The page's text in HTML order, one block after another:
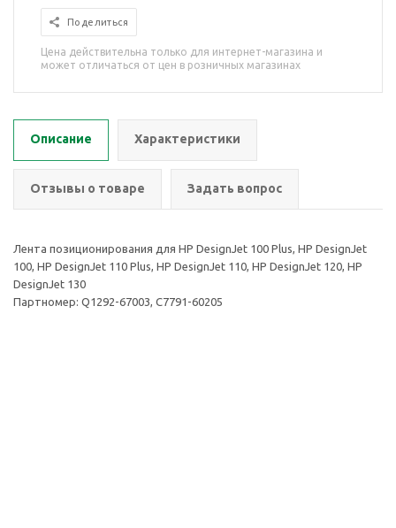
Поделиться
Цена действительна только для интернет-магазина и
может отличаться от цен в розничных магазинах
Описание Характеристики
Отзывы о товаре Задать вопрос
Лента позиционирования для HP DesignJet 100 Plus, HP DesignJet
100, HP DesignJet 110 Plus, HP DesignJet 110, HP DesignJet 120, HP
DesignJet 130
Партномер: Q1292-67003, C7791-60205